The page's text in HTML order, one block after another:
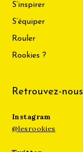
S’inspirer
S’équiper
Rouler
Rookies ?
Retrouvez-nous
Instagram
@lesrookies